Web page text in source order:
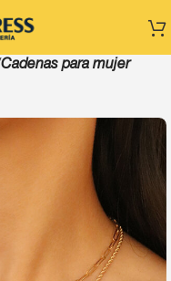
Cadenas para mujer